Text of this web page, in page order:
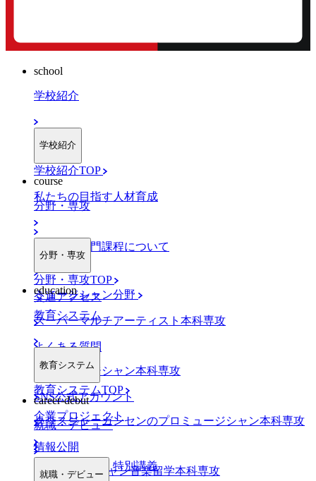
school
学校紹介
学校紹介
学校紹介TOP
私たちの目指す人材育成
職業実践専門課程について
交通アクセス
よくある質問
SNS公式アカウント
情報公開
course
分野・専攻
分野・専攻
分野・専攻TOP
ミュージシャン分野
スーパーマルチアーティスト本科専攻
プロミュージシャン本科専攻
クリスジャーガンセンのプロミュージシャン本科専攻
NYミュージシャン音楽留学本科専攻
education
教育システム
教育システム
教育システムTOP
企業プロジェクト
業界特別ゼミ・特別講義
career-debut
就職・デビュー
就職・デビュー